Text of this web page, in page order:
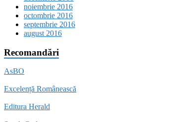
noiembrie 2016
octombrie 2016
septembrie 2016
august 2016
Recomandări
AsBO
Excelență Românească
Editura Herald